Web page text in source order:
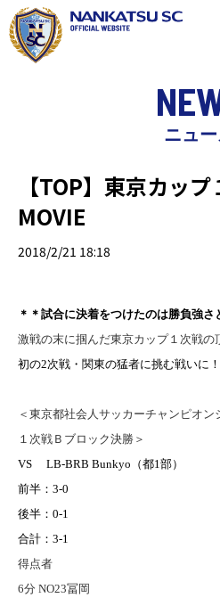
ニュ
【TOP】東京カッ
MOVIE
2018/2/21 18:18
＊＊試合に決着をつけたのは勝負強さ
激戦の末に掴んだ東京カップ１次戦の
初の2次戦・関東の猛者に挑む戦いに！
＜東京都社会人サッカーチャンピオン
１次戦Ｂブロック決勝＞
VS LB-BRB Bunkyo（都1部）
前半：3-0
後半：0-1
合計：3-1
得点者
6分 NO23冨岡